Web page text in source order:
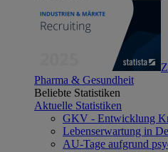
Pharma & Gesundheit
Beliebte Statistiken
Aktuelle Statistiken
GKV - Entwicklung
Lebenserwartung in
AU-Tage aufgrund